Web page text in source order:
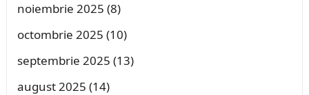
noiembrie 2025 (8)
octombrie 2025 (10)
septembrie 2025 (13)
august 2025 (14)